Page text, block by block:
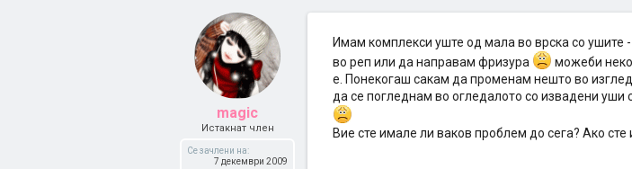
magic
Истакнат член
Се зачлени на:
7 декември 2009
Имам комплекси уште од мала во врска со ушите
во реп или да направам фризура
можеби
е. Понекогаш сакам да променам нешто во
да се погледнам во огледалото со извадени
Вие сте имале ли ваков проблем до сега? Ако